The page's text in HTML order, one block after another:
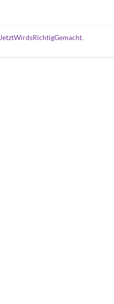
JetztWirdsRichtigGemacht,